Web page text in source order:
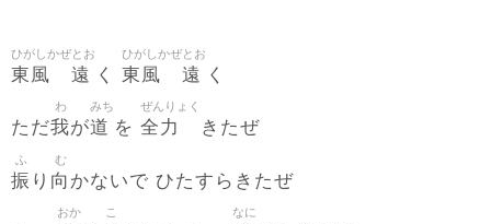
東風
ひがしかぜ
遠
とお
く 東風
ひがしかぜ
遠
とお
く
ただ我
わ
が道
みち
を 全力
ぜんりょく
きたぜ
振
ふ
り 向
む
かないで ひたすらきたぜ
おか こ なに